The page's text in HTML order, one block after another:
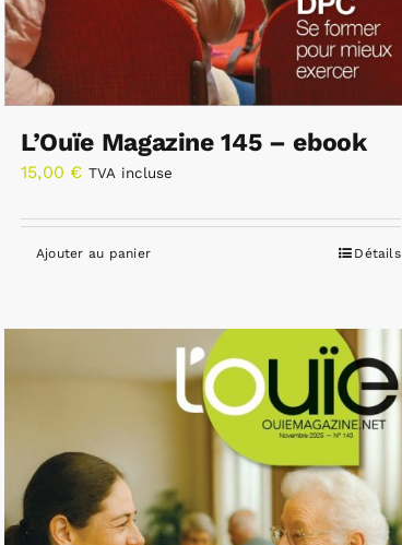
L’Ouïe Magazine 145 – ebook
15,00 € TVA incluse
Ajouter au panier Détails